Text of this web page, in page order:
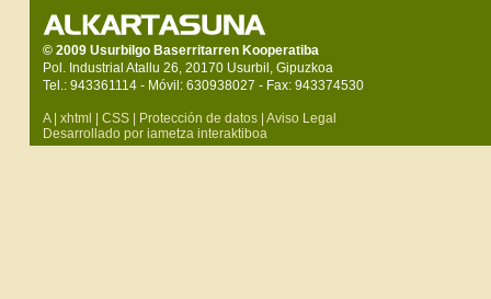
© 2009 Usurbilgo Baserritarren Kooperatiba
Pol. Industrial Atallu 26, 20170 Usurbil, Gipuzkoa
Tel.: 943361114 - Móvil: 630938027 - Fax: 943374530
A| xhtml | CSS | Protección de datos | Aviso Legal
Desarrollado por iametza interaktiboa